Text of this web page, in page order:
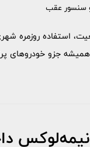
و سنسور عقب
استفاده روزمره
جزو خودروهای